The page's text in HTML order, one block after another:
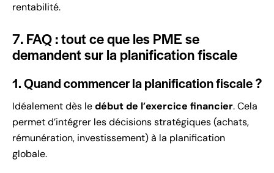
rentabilité.
7. FAQ : tout ce que les PME se
demandent sur la planification fiscale
1. Quand commencer la planification fiscale ?
Idéalement dès ledébut de l’exercice financier. Cela
permet d’intégrer les décisions stratégiques (achats,
rémunération, investissement) à la planification
globale.